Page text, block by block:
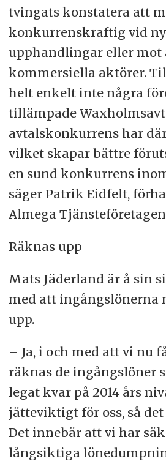
tvingats konstatera att
konkurrenskraftig vid
upphandlingar eller mot
kommersiella aktörer.
helt enkelt inte några
tillämpade
avtalskonkurrens har
vilket skapar bättre
en sund konkurrens
säger Patrik Eidfelt,
Almega
Räknas upp
Mats Jäderland är å sin
med att ingångslönerna
upp.
– Ja, i och med att vi nu
räknas de ingångslöner
legat kvar på 2014 års
jätteviktigt för oss, så
Det innebär att vi har
långsiktiga